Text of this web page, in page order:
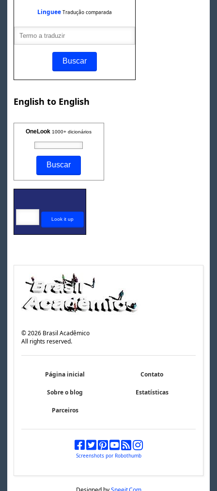
Linguee Tradução comparada
English to English
OneLook 1000+ dicionários
©2026 Brasil Acadêmico
All rights reserved.
Página inicial Contato
Sobre o blog Estatísticas
Parceiros
Screenshots por Robothumb